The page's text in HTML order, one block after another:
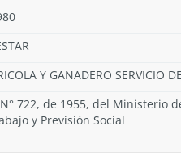
Y GANADERO SERVICIO
722, de 1955, del Ministerio
y Previsión Social